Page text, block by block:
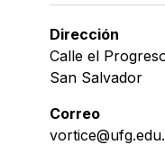
Dirección
Calle el
San Salvador
Correo